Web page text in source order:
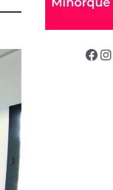
Facebook Instagram